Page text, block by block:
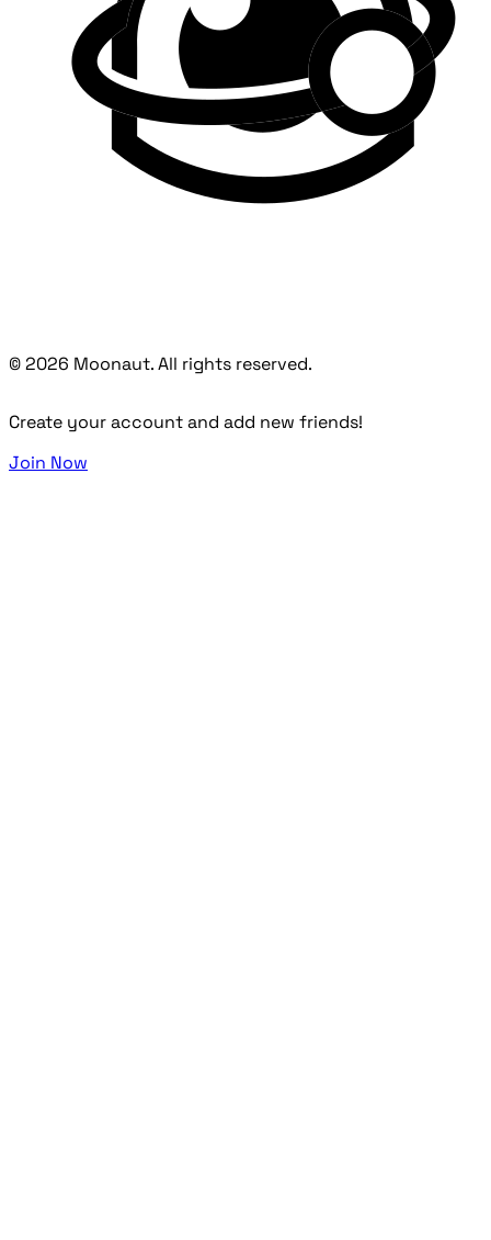
© 2026 Moonaut. All rights reserved.
Create your account and add new friends!
Join Now